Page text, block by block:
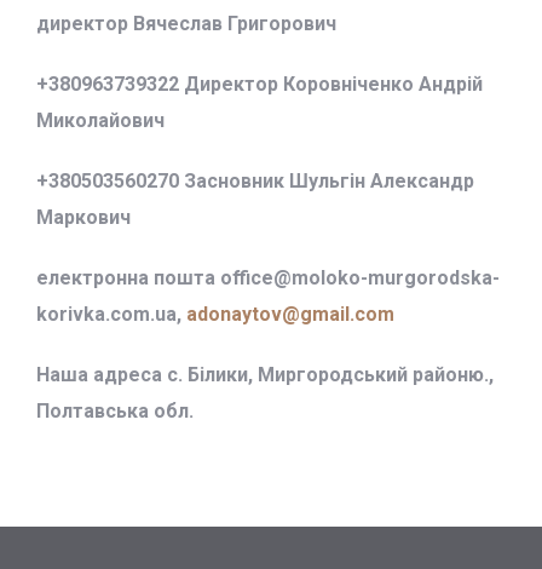
директор Вячеслав Григорович
+380963739322 Директор Коровніченко Андрій
Миколайович
+380503560270 Засновник Шульгін Александр
Маркович
електронна пошта office@moloko-murgorodska-
korivka.com.ua, adonaytov@gmail.com
Наша адреса с. Білики, Миргородський районю.,
Полтавська обл.